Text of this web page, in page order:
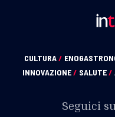
CULTURA/
INNOVAZIONE/ SALUTE/
Seguici